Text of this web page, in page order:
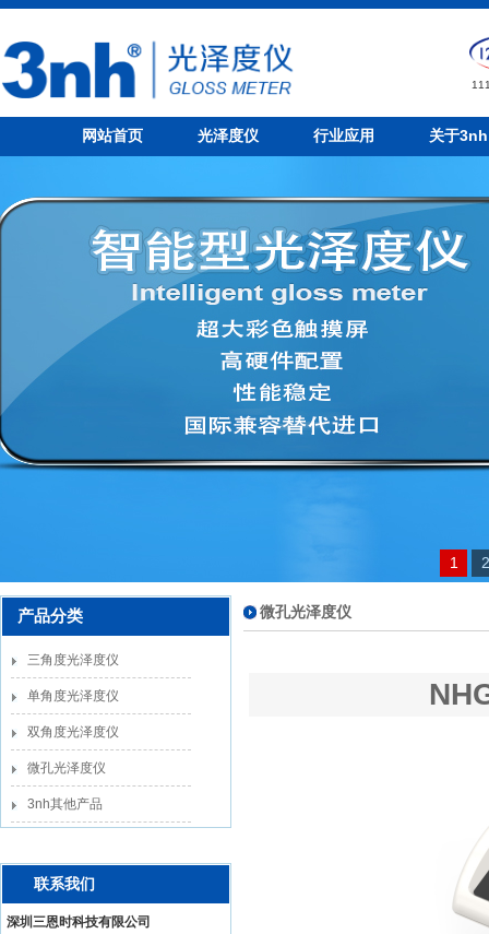
网站首页 光泽度仪 行业应用 关于3nh
1 2
产品分类
三角度光泽度仪
单角度光泽度仪
双角度光泽度仪
微孔光泽度仪
3nh其他产品
联系我们
深圳三恩时科技有限公司
微孔光泽度仪